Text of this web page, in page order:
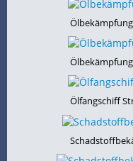
Ölfangschiff